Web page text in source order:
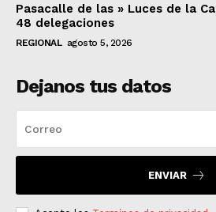
Pasacalle de las » Luces de la
48 delegaciones
REGIONAL agosto 5, 2026
Dejanos tus datos
ENVIAR